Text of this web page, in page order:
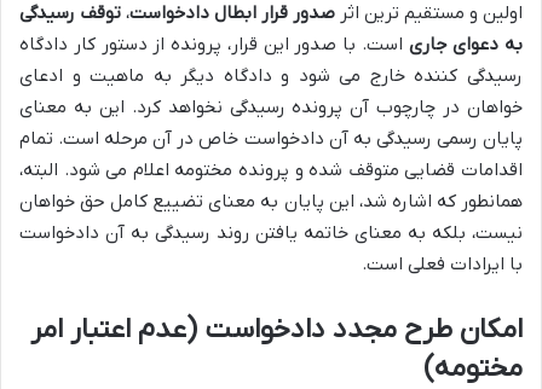
اولین و مستقیم ترین اثر صدور قرار ابطال دادخواست، توقف رسیدگی
به دعوای جاری است. با صدور این قرار، پرونده از دستور کار دادگاه
رسیدگی کننده خارج می شود و دادگاه دیگر به ماهیت و ادعای
خواهان در چارچوب آن پرونده رسیدگی نخواهد کرد. این به معنای
پایان رسمی رسیدگی به آن دادخواست خاص در آن مرحله است. تمام
اقدامات قضایی متوقف شده و پرونده مختومه اعلام می شود. البته،
همانطور که اشاره شد، این پایان به معنای تضییع کامل حق خواهان
نیست، بلکه به معنای خاتمه یافتن روند رسیدگی به آن دادخواست
با ایرادات فعلی است.
امکان طرح مجدد دادخواست (عدم اعتبار امر
مختومه)